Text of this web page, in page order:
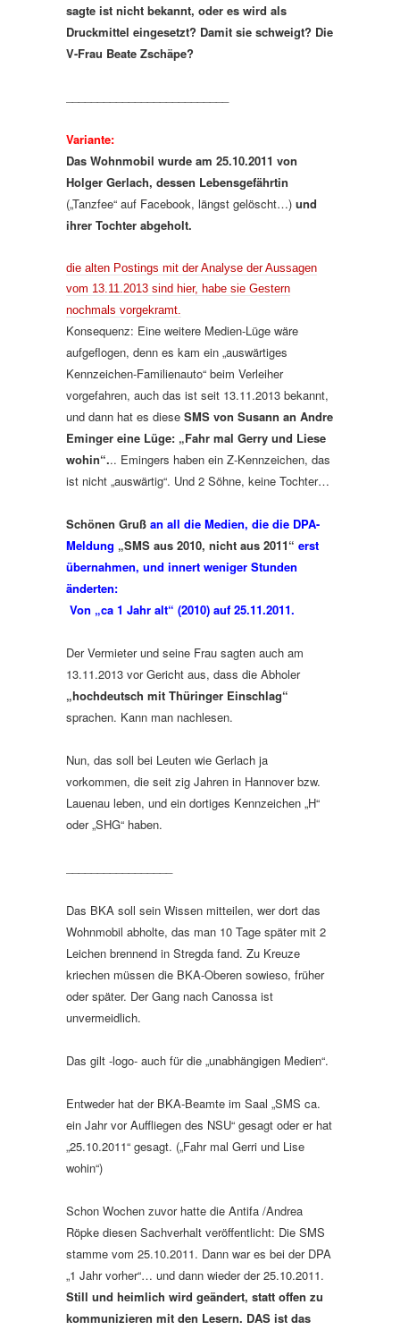
sagte ist nicht bekannt, oder es wird als
Druckmittel eingesetzt? Damit sie schweigt? Die
V-Frau Beate Zschäpe?
Variante:
Das Wohnmobil wurde am 25.10.2011 von
Holger Gerlach, dessen Lebensgefährtin
(„Tanzfee“ auf Facebook, längst gelöscht…) und
ihrer Tochter abgeholt.
die alten Postings mit der Analyse der Aussagen
vom 13.11.2013 sind hier, habe sie Gestern
nochmals vorgekramt.
Konsequenz: Eine weitere Medien-Lüge wäre
aufgeflogen, denn es kam ein „auswärtiges
Kennzeichen-Familienauto“ beim Verleiher
vorgefahren, auch das ist seit 13.11.2013 bekannt,
und dann hat es diese SMS von Susann an Andre
Eminger eine Lüge: „Fahr mal Gerry und Liese
wohin“... Emingers haben ein Z-Kennzeichen, das
ist nicht „auswärtig“. Und 2 Söhne, keine Tochter…
Schönen Gruß an all die Medien, die die DPA-
Meldung „SMS aus 2010, nicht aus 2011“ erst
übernahmen, und innert weniger Stunden
änderten:
Von „ca 1 Jahr alt“ (2010) auf 25.11.2011.
Der Vermieter und seine Frau sagten auch am
13.11.2013 vor Gericht aus, dass die Abholer
„hochdeutsch mit Thüringer Einschlag“
sprachen. Kann man nachlesen.
Nun, das soll bei Leuten wie Gerlach ja
vorkommen, die seit zig Jahren in Hannover bzw.
Lauenau leben, und ein dortiges Kennzeichen „H“
oder „SHG“ haben.
Das BKA soll sein Wissen mitteilen, wer dort das
Wohnmobil abholte, das man 10 Tage später mit 2
Leichen brennend in Stregda fand. Zu Kreuze
kriechen müssen die BKA-Oberen sowieso, früher
oder später. Der Gang nach Canossa ist
unvermeidlich.
Das gilt -logo- auch für die „unabhängigen Medien“.
Entweder hat der BKA-Beamte im Saal „SMS ca.
ein Jahr vor Auffliegen des NSU“ gesagt oder er hat
„25.10.2011“ gesagt. („Fahr mal Gerri und Lise
wohin“)
Schon Wochen zuvor hatte die Antifa /Andrea
Röpke diesen Sachverhalt veröffentlicht: Die SMS
stamme vom 25.10.2011. Dann war es bei der DPA
„1 Jahr vorher“… und dann wieder der 25.10.2011.
Still und heimlich wird geändert, statt offen zu
kommunizieren mit den Lesern. DAS ist das